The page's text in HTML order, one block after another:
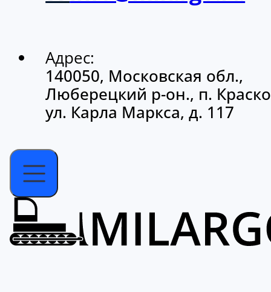
Адрес:
140050, Московская обл.,
Люберецкий р-он., п.
ул. Карла Маркса, д. 117